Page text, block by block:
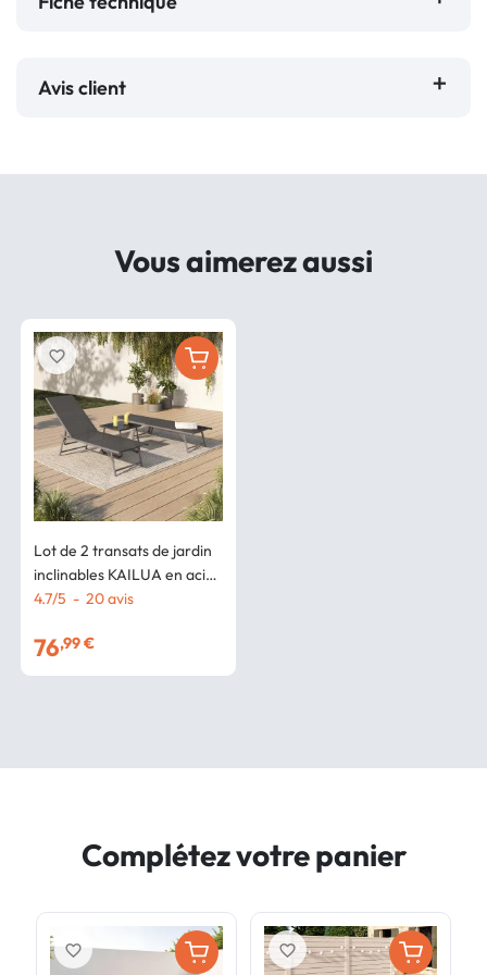
Avis client
Vous aimerez aussi
Lot de 2 transats de jardin
inclinables KAILUA en acier
gris anthracite et toile grise
4.7/5 - 20avis
76,99 €
favorite_border
Complétez votre panier
favorite_border favorite_border